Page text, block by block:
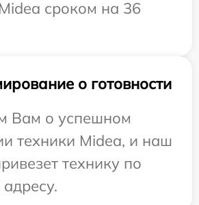
сроком на 36
о готовности
Вам о успешном
техники Midea, и наш
технику по